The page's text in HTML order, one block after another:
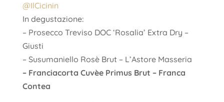
@IlCicinin
In degustazione:
– Prosecco Treviso DOC ‘Rosalia’ Extra Dry –
Giusti
– Susumaniello Rosè Brut – L’Astore Masseria
– Franciacorta Cuvèe Primus Brut – Franca
Contea